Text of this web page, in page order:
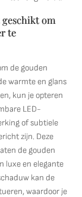
om
te
de gouden
warmte en glans
kun je opteren
LED-
of subtiele
zijn. Deze
de gouden
luxe en elegante
kan de
waardoor je